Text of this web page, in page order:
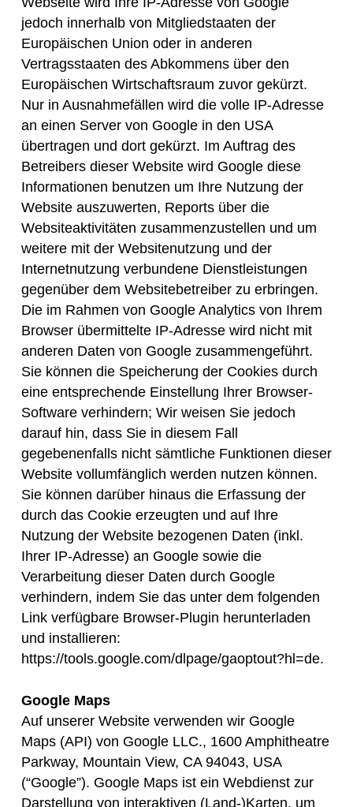
jedoch innerhalb von Mitgliedstaaten der
Europäischen Union oder in anderen
Vertragsstaaten des Abkommens über den
Europäischen Wirtschaftsraum zuvor gekürzt.
Nur in Ausnahmefällen wird die volle IP-Adresse
an einen Server von Google in den USA
übertragen und dort gekürzt. Im Auftrag des
Betreibers dieser Website wird Google diese
Informationen benutzen um Ihre Nutzung der
Website auszuwerten, Reports über die
Websiteaktivitäten zusammenzustellen und um
weitere mit der Websitenutzung und der
Internetnutzung verbundene Dienstleistungen
gegenüber dem Websitebetreiber zu erbringen.
Die im Rahmen von Google Analytics von Ihrem
Browser übermittelte IP-Adresse wird nicht mit
anderen Daten von Google zusammengeführt.
Sie können die Speicherung der Cookies durch
eine entsprechende Einstellung Ihrer Browser-
Software verhindern; Wir weisen Sie jedoch
darauf hin, dass Sie in diesem Fall
gegebenenfalls nicht sämtliche Funktionen dieser
Website vollumfänglich werden nutzen können.
Sie können darüber hinaus die Erfassung der
durch das Cookie erzeugten und auf Ihre
Nutzung der Website bezogenen Daten (inkl.
Ihrer IP-Adresse) an Google sowie die
Verarbeitung dieser Daten durch Google
verhindern, indem Sie das unter dem folgenden
Link verfügbare Browser-Plugin herunterladen
und installieren:
https://tools.google.com/dlpage/gaoptout?hl=de.
Google Maps
Auf unserer Website verwenden wir Google
Maps (API) von Google LLC., 1600 Amphitheatre
Parkway, Mountain View, CA 94043, USA
(“Google”). Google Maps ist ein Webdienst zur
Darstellung von interaktiven (Land-)Karten, um